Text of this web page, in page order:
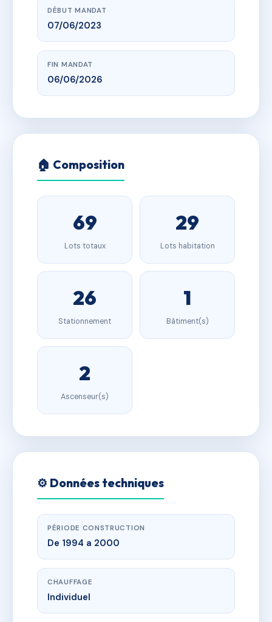
DÉBUT MANDAT
07/06/2023
FIN MANDAT
06/06/2026
🏠 Composition
69
Lots totaux
29
Lots habitation
26
Stationnement
1
Bâtiment(s)
2
Ascenseur(s)
⚙️ Données techniques
PÉRIODE CONSTRUCTION
De 1994 a 2000
CHAUFFAGE
Individuel